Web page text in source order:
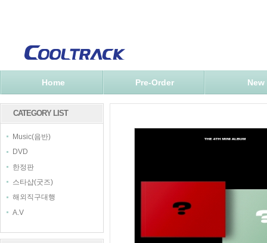
Home Pre-Order New
CATEGORY LIST
Music(음반)
DVD
한정판
스타샵(굿즈)
해외직구대행
A.V